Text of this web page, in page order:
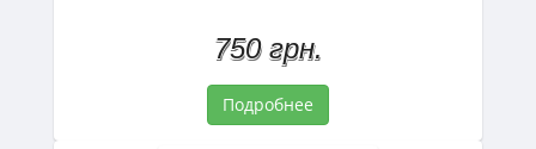
750 грн.
Подробнее